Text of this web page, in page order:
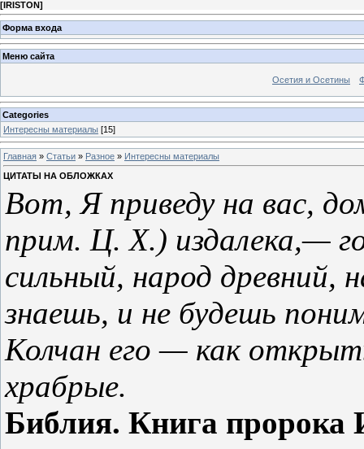
[IRISTON]
Форма входа
Меню сайта
Осетия и Осетины
Categories
Интересны материалы [15]
Главная » Статьи » Разное » Интересны материалы
ЦИТАТЫ НА ОБЛОЖКАХ
Вот, Я приведу на вас,
прим. Ц. X.) издалека,—
сильный, народ древний,
знаешь, и не будешь
Колчан его — как
храбрые.
Библия. Книга